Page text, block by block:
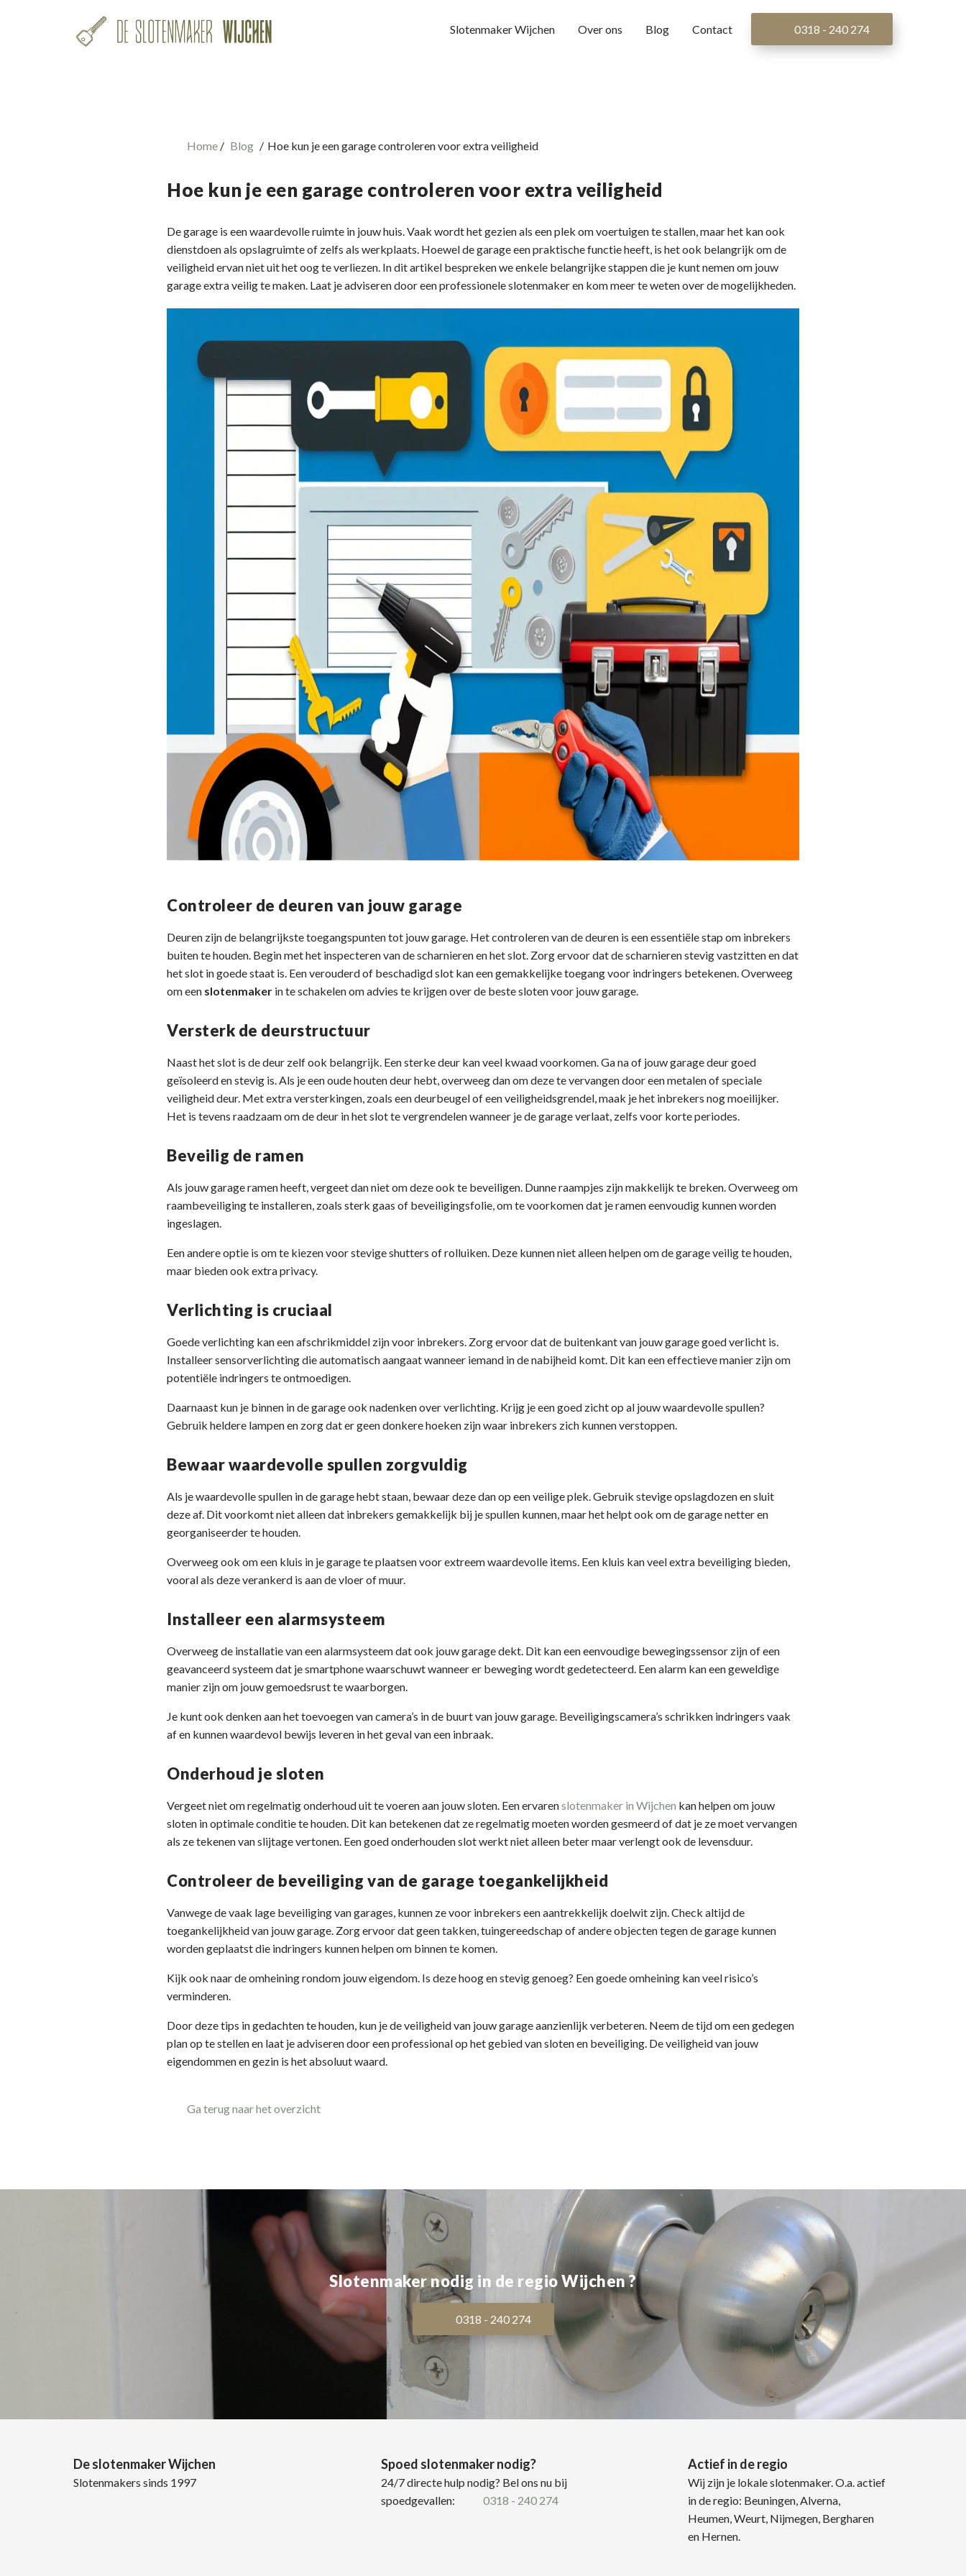
Slotenmaker Wijchen Over ons Blog Contact 0318 - 240 274
Home Blog Hoe kun je een garage controleren voor extra veiligheid
Hoe kun je een garage controleren voor extra veiligheid
De garage is een waardevolle ruimte in jouw huis. Vaak wordt het gezien als een plek om voertuigen te stallen, maar het kan ook
dienstdoen als opslagruimte of zelfs als werkplaats. Hoewel de garage een praktische functie heeft, is het ook belangrijk om de
veiligheid ervan niet uit het oog te verliezen. In dit artikel bespreken we enkele belangrijke stappen die je kunt nemen om jouw
garage extra veilig te maken. Laat je adviseren door een professionele slotenmaker en kom meer te weten over de mogelijkheden.
Controleer de deuren van jouw garage
Deuren zijn de belangrijkste toegangspunten tot jouw garage. Het controleren van de deuren is een essentiële stap om inbrekers
buiten te houden. Begin met het inspecteren van de scharnieren en het slot. Zorg ervoor dat de scharnieren stevig vastzitten en dat
het slot in goede staat is. Een verouderd of beschadigd slot kan een gemakkelijke toegang voor indringers betekenen. Overweeg
om een slotenmaker in te schakelen om advies te krijgen over de beste sloten voor jouw garage.
Versterk de deurstructuur
Naast het slot is de deur zelf ook belangrijk. Een sterke deur kan veel kwaad voorkomen. Ga na of jouw garage deur goed
geïsoleerd en stevig is. Als je een oude houten deur hebt, overweeg dan om deze te vervangen door een metalen of speciale
veiligheid deur. Met extra versterkingen, zoals een deurbeugel of een veiligheidsgrendel, maak je het inbrekers nog moeilijker.
Het is tevens raadzaam om de deur in het slot te vergrendelen wanneer je de garage verlaat, zelfs voor korte periodes.
Beveilig de ramen
Als jouw garage ramen heeft, vergeet dan niet om deze ook te beveiligen. Dunne raampjes zijn makkelijk te breken. Overweeg om
raambeveiliging te installeren, zoals sterk gaas of beveiligingsfolie, om te voorkomen dat je ramen eenvoudig kunnen worden
ingeslagen.
Een andere optie is om te kiezen voor stevige shutters of rolluiken. Deze kunnen niet alleen helpen om de garage veilig te houden,
maar bieden ook extra privacy.
Verlichting is cruciaal
Goede verlichting kan een afschrikmiddel zijn voor inbrekers. Zorg ervoor dat de buitenkant van jouw garage goed verlicht is.
Installeer sensorverlichting die automatisch aangaat wanneer iemand in de nabijheid komt. Dit kan een effectieve manier zijn om
potentiële indringers te ontmoedigen.
Daarnaast kun je binnen in de garage ook nadenken over verlichting. Krijg je een goed zicht op al jouw waardevolle spullen?
Gebruik heldere lampen en zorg dat er geen donkere hoeken zijn waar inbrekers zich kunnen verstoppen.
Bewaar waardevolle spullen zorgvuldig
Als je waardevolle spullen in de garage hebt staan, bewaar deze dan op een veilige plek. Gebruik stevige opslagdozen en sluit
deze af. Dit voorkomt niet alleen dat inbrekers gemakkelijk bij je spullen kunnen, maar het helpt ook om de garage netter en
georganiseerder te houden.
Overweeg ook om een kluis in je garage te plaatsen voor extreem waardevolle items. Een kluis kan veel extra beveiliging bieden,
vooral als deze verankerd is aan de vloer of muur.
Installeer een alarmsysteem
Overweeg de installatie van een alarmsysteem dat ook jouw garage dekt. Dit kan een eenvoudige bewegingssensor zijn of een
geavanceerd systeem dat je smartphone waarschuwt wanneer er beweging wordt gedetecteerd. Een alarm kan een geweldige
manier zijn om jouw gemoedsrust te waarborgen.
Je kunt ook denken aan het toevoegen van camera’s in de buurt van jouw garage. Beveiligingscamera’s schrikken indringers vaak
af en kunnen waardevol bewijs leveren in het geval van een inbraak.
Onderhoud je sloten
Vergeet niet om regelmatig onderhoud uit te voeren aan jouw sloten. Een ervarenslotenmaker in Wijchen kan helpen om jouw
sloten in optimale conditie te houden. Dit kan betekenen dat ze regelmatig moeten worden gesmeerd of dat je ze moet vervangen
als ze tekenen van slijtage vertonen. Een goed onderhouden slot werkt niet alleen beter maar verlengt ook de levensduur.
Controleer de beveiliging van de garage toegankelijkheid
Vanwege de vaak lage beveiliging van garages, kunnen ze voor inbrekers een aantrekkelijk doelwit zijn. Check altijd de
toegankelijkheid van jouw garage. Zorg ervoor dat geen takken, tuingereedschap of andere objecten tegen de garage kunnen
worden geplaatst die indringers kunnen helpen om binnen te komen.
Kijk ook naar de omheining rondom jouw eigendom. Is deze hoog en stevig genoeg? Een goede omheining kan veel risico’s
verminderen.
Door deze tips in gedachten te houden, kun je de veiligheid van jouw garage aanzienlijk verbeteren. Neem de tijd om een gedegen
plan op te stellen en laat je adviseren door een professional op het gebied van sloten en beveiliging. De veiligheid van jouw
eigendommen en gezin is het absoluut waard.
Ga terug naar het overzicht
Slotenmaker nodig in de regio Wijchen ?
0318 - 240 274
De slotenmaker Wijchen
Slotenmakers sinds 1997
Spoed slotenmaker nodig?
24/7 directe hulp nodig? Bel ons nu bij
spoedgevallen:
0318 - 240 274
Actief in de regio
Wij zijn je lokale slotenmaker. O.a. actief
in de regio: Beuningen, Alverna,
Heumen, Weurt, Nijmegen, Bergharen
en Hernen.